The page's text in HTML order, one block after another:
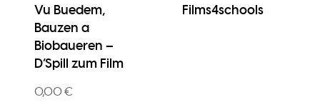
Vu Buedem,
Bauzen a
Biobaueren –
D’Spill zum Film
0,00 €
Films4schools